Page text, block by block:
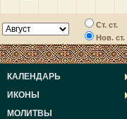
Ст. ст.
Нов. ст.
КАЛЕНДАРЬ
ИКОНЫ
МОЛИТВЫ